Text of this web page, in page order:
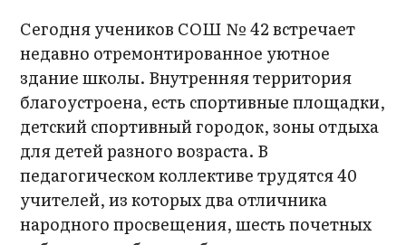
Сегодня учеников СОШ № 42 встречает
недавно отремонтированное уютное
здание школы. Внутренняя территория
благоустроена, есть спортивные площадки,
детский спортивный городок, зоны отдыха
для детей разного возраста. В
педагогическом коллективе трудятся 40
учителей, из которых два отличника
народного просвещения, шесть почетных